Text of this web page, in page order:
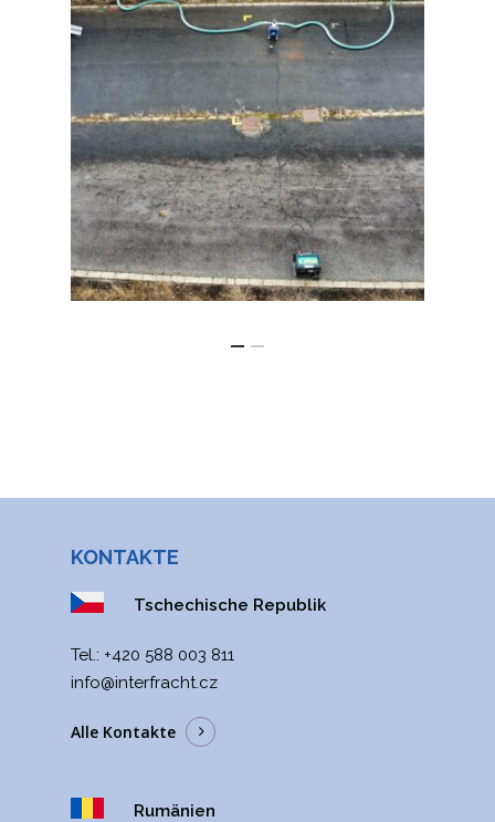
KONTAKTE
Tschechische Republik
Tel.: +420 588 003 811
info@interfracht.cz
Alle Kontakte
Rumänien